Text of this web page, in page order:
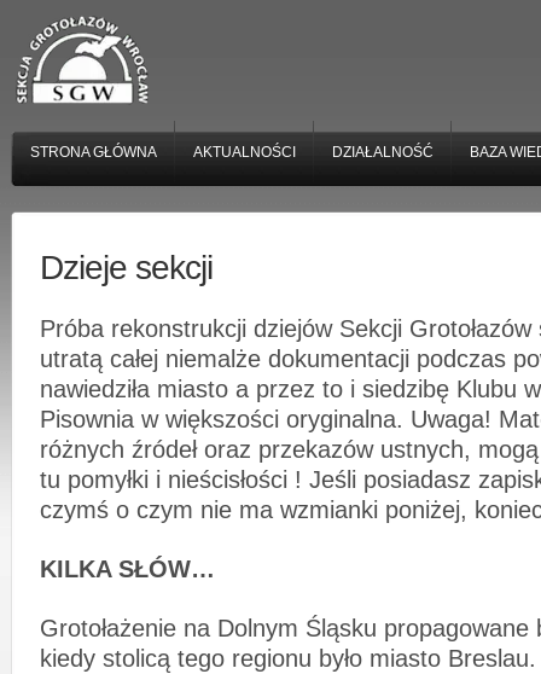
STRONA GŁÓWNA AKTUALNOŚCI DZIAŁALNOŚĆ BAZA
Dzieje sekcji
Próba rekonstrukcji dziejów Sekcji Grotołazów
utratą całej niemalże dokumentacji podczas
nawiedziła miasto a przez to i siedzibę Klubu
Pisownia w większości oryginalna. Uwaga!
różnych źródeł oraz przekazów ustnych,
tu pomyłki i nieścisłości ! Jeśli posiadasz
czymś o czym nie ma wzmianki poniżej,
KILKA SŁÓW…
Grotołażenie na Dolnym Śląsku propagowane
kiedy stolicą tego regionu było miasto